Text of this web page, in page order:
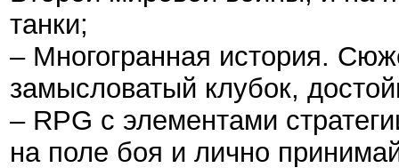
танки;
– Многогранная история.
замысловатый клубок,
– RPG с элементами
на поле боя и лично